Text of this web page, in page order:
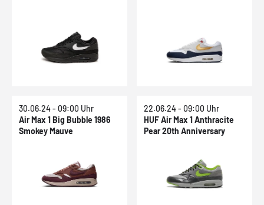
30.06.24 - 09:00 Uhr
Air Max 1 Big Bubble 1986
Smokey Mauve
22.06.24 - 09:00 Uhr
HUF Air Max 1 Anthracite
Pear 20th Anniversary